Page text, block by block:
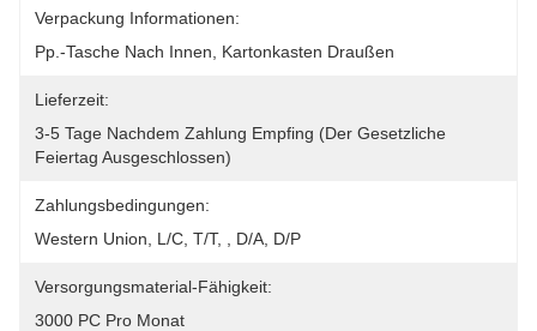
Verpackung Informationen:
Pp.-Tasche Nach Innen, Kartonkasten Draußen
Lieferzeit:
3-5 Tage Nachdem Zahlung Empfing (der Gesetzliche
Feiertag Ausgeschlossen)
Zahlungsbedingungen:
Western Union, L/C, T/T, , D/A, D/P
Versorgungsmaterial-Fähigkeit:
3000 PC Pro Monat